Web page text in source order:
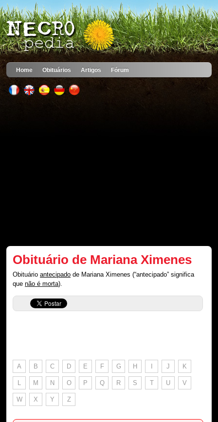
Home Obituários Artigos Fórum
Obituário de Mariana Ximenes
Obituárioantecipado de Mariana Ximenes (“antecipado” significa
quenão é morta).
A B C D E F G H I J K
L M N O P Q R S T U V
W X Y Z